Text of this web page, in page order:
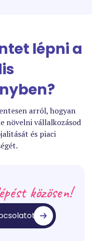
lépni a
arról, hogyan
növelni vállalkozásod
és piaci
közösen!